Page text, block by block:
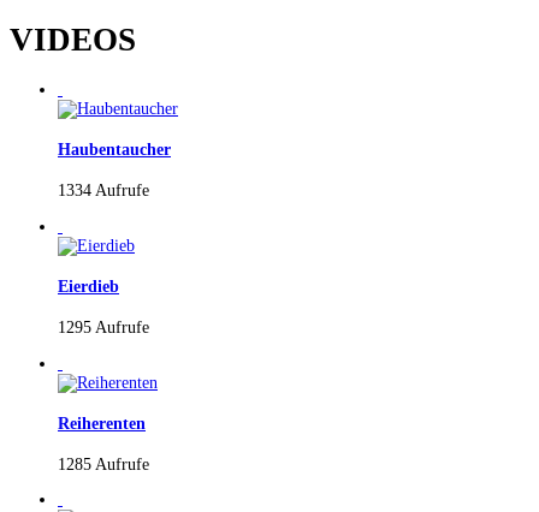
VIDEOS
Haubentaucher
1334 Aufrufe
Eierdieb
1295 Aufrufe
Reiherenten
1285 Aufrufe